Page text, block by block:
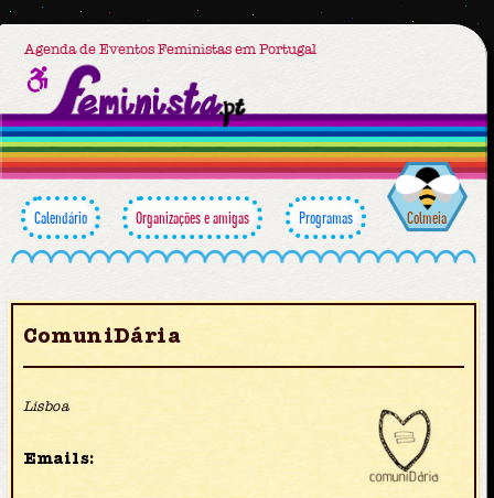
Agenda de Eventos Feministas em Portugal
Calendário Organizações e amigas Programas Colmeia
ComuniDária
Lisboa
Emails: